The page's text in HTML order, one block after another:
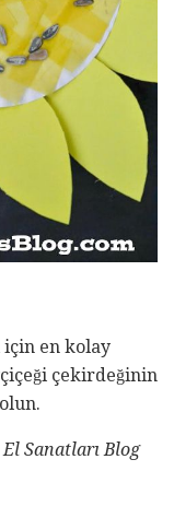
için en kolay
çekirdeğinin
Sanatları Blog